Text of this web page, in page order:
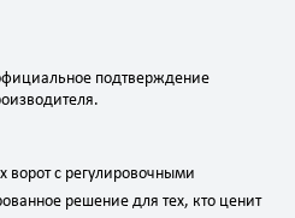
подтверждение
ворот с регулировочными
решение для тех, кто ценит